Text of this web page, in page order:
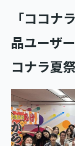
「ココナ
品ユーザ
コナラ夏